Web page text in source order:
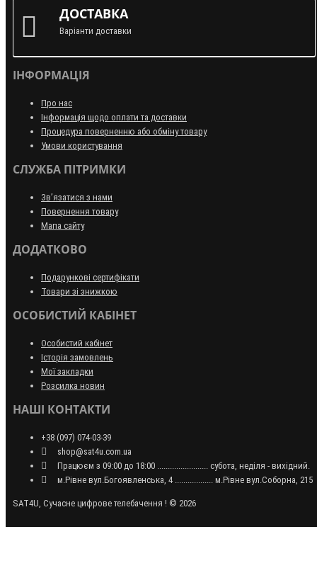
ДОСТАВКА
Варіанти доставки
ІНФОРМАЦІЯ
Про нас
Інформація щодо оплати та доставки
Процедура поверненню або обміну товару
Умови користування
СЛУЖБА ПІТРИМКИ
Зв’язатися з нами
Повернення товару
Мапа сайту
ДОДАТКОВО
Подарункові сертифікати
Товари зі знижкою
ОСОБИСТИЙ КАБІНЕТ
Особистий кабінет
Історія замовлень
Мої закладки
Розсилка новин
НАШІ КОНТАКТИ
+38 (097) 074-03-39
shop@sat4u.com.ua
Працюєм з 09:00 до 18:00 ........................ субота, неділя - вихідний.
м.Рівне вул.Богоявленська, 4 .................. м.Рівне вул.Соборна, 215
SAT4U, Сучасне цифрове телебачення ! © 2026